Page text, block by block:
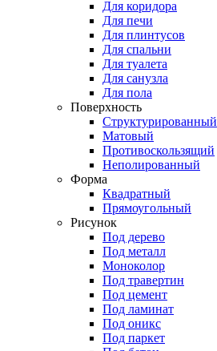
Для коридора
Для печи
Для плинтусов
Для спальни
Для туалета
Для санузла
Для пола
Поверхность
Структурированный
Матовый
Противоскользящий
Неполированный
Форма
Квадратный
Прямоугольный
Рисунок
Под дерево
Под металл
Моноколор
Под травертин
Под цемент
Под ламинат
Под оникс
Под паркет